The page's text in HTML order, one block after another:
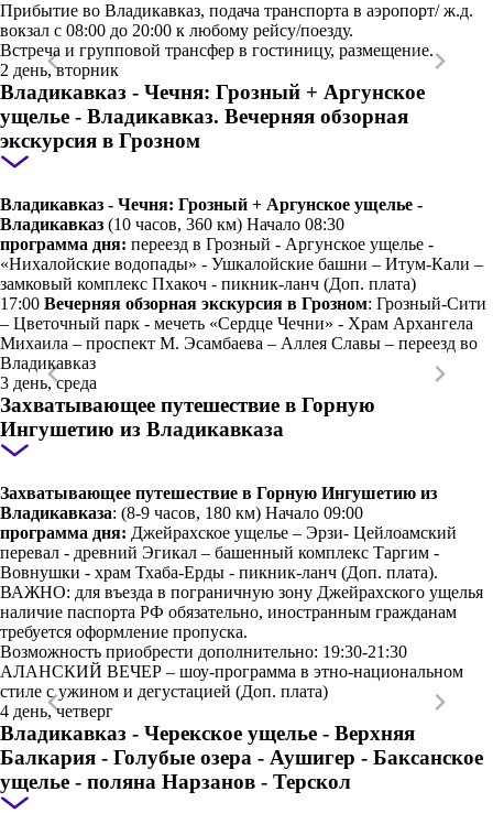
Прибытие во Владикавказ, подача транспорта в аэропорт/ ж.д.
вокзал с 08:00 до 20:00 к любому рейсу/поезду.
Встреча и групповой трансфер в гостиницу, размещение.
2 день, вторник
Владикавказ - Чечня: Грозный + Аргунское
ущелье - Владикавказ. Вечерняя обзорная
экскурсия в Грозном
Владикавказ - Чечня: Грозный + Аргунское ущелье -
Владикавказ (10 часов, 360 км) Начало 08:30
программа дня: переезд в Грозный - Аргунское ущелье -
«Нихалойские водопады» - Ушкалойские башни – Итум-Кали –
замковый комплекс Пхакоч - пикник-ланч (Доп. плата)
17:00 Вечерняя обзорная экскурсия в Грозном: Грозный-Сити
– Цветочный парк - мечеть «Сердце Чечни» - Храм Архангела
Михаила – проспект М. Эсамбаева – Аллея Славы – переезд во
Владикавказ
3 день, среда
Захватывающее путешествие в Горную
Ингушетию из Владикавказа
Захватывающее путешествие в Горную Ингушетию из
Владикавказа: (8-9 часов, 180 км) Начало 09:00
программа дня: Джейрахское ущелье – Эрзи- Цейлоамский
перевал - древний Эгикал – башенный комплекс Таргим -
Вовнушки - храм Тхаба-Ерды - пикник-ланч (Доп. плата).
ВАЖНО: для въезда в пограничную зону Джейрахского ущелья
наличие паспорта РФ обязательно, иностранным гражданам
требуется оформление пропуска.
Возможность приобрести дополнительно: 19:30-21:30
АЛАНСКИЙ ВЕЧЕР – шоу-программа в этно-национальном
стиле с ужином и дегустацией (Доп. плата)
4 день, четверг
Владикавказ - Черекское ущелье - Верхняя
Балкария - Голубые озера - Аушигер - Баксанское
ущелье - поляна Нарзанов - Терскол